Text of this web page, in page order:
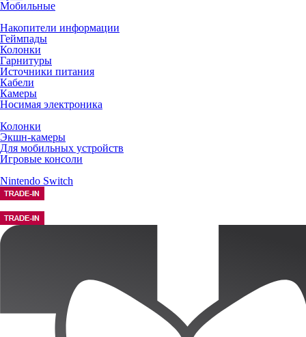
Мобильные
Накопители информации
Геймпады
Колонки
Гарнитуры
Источники питания
Кабели
Камеры
Носимая электроника
Колонки
Экшн-камеры
Для мобильных устройств
Игровые консоли
Nintendo Switch